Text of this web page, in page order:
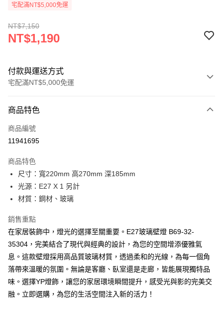
宅配滿NT$5,000免運
NT$7,150
NT$1,190
付款與運送方式
宅配滿NT$5,000免運
信用卡一次付款
LINE Pay
街口支付
悠遊付
全盈+PAY
AFTEE先享後付
相關說明
【關於「AFTEE先享後付」】
AFTEE先享後付是「在收到商品之後才付款」的支付方式。 讓您購物簡單
便利好安心！
１．簡單：不需註冊會員、不需綁卡、不需儲值。
商品特色
商品編號
11941695
商品特色
尺寸：寬220mm 高270mm 深185mm
光源：E27 X 1 另計
材質：鋼材、玻璃
銷售重點
在家居裝飾中，燈光的選擇至關重要。E27玻璃壁燈 B69-32-
35304，完美結合了現代與經典的設計，為您的空間增添優雅氣
息。這款壁燈採用高品質玻璃材質，透過柔和的光線，為每一個角
落帶來溫暖的氛圍。無論是客廳、臥室還是走廊，皆能展現獨特品
味。選擇YP燈飾，讓您的家居環境瞬間提升，感受光與影的完美交
融。立即選購，為您的生活空間注入新的活力！